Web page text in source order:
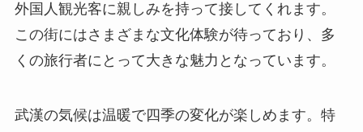
外国人観光客に親しみを持って接してくれます。
この街にはさまざまな文化体験が待っており、多
くの旅行者にとって大きな魅力となっています。
武漢の気候は温暖で四季の変化が楽しめます。特